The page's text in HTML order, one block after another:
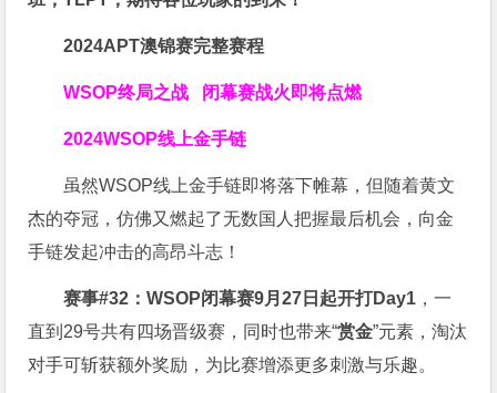
2024APT澳锦赛完整赛程
WSOP终局之战 闭幕赛战火即将点燃
2024WSOP线上金手链
虽然WSOP线上金手链即将落下帷幕，但随着黄文
杰的夺冠，仿佛又燃起了无数国人把握最后机会，向金
手链发起冲击的高昂斗志！
赛事#32：WSOP闭幕赛9月27日起开打Day1 ，一
直到29号共有四场晋级赛，同时也带来“赏金”元素，淘汰
对手可斩获额外奖励，为比赛增添更多刺激与乐趣。